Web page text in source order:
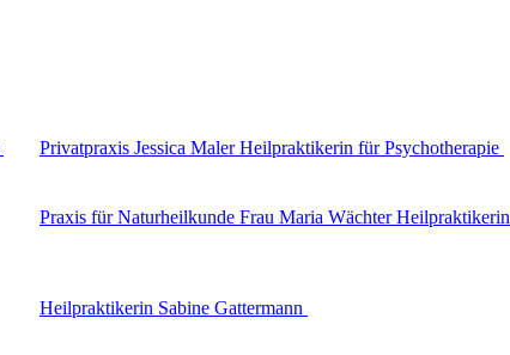
Privatpraxis Jessica Maler Heilpraktikerin für Psychotherapie
Praxis für Naturheilkunde Frau Maria Wächter Heilpraktikerin
Heilpraktikerin Sabine Gattermann